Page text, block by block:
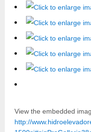
View the embedded
http://